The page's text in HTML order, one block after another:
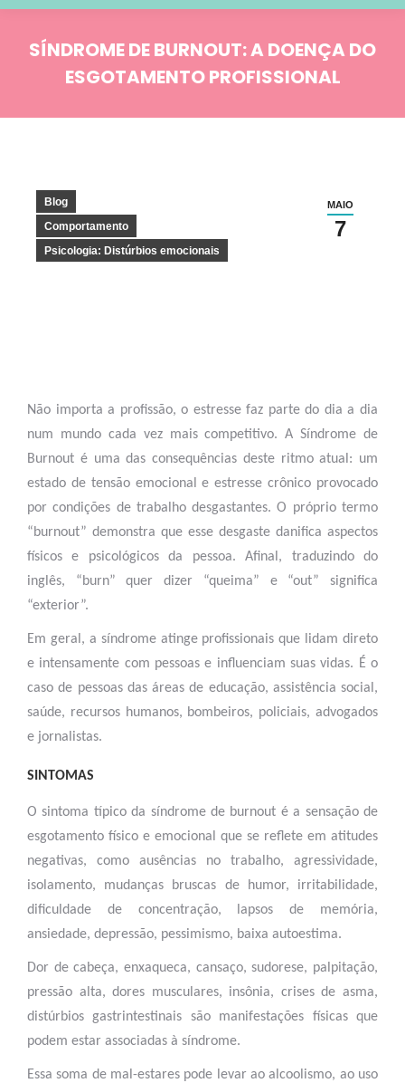
SÍNDROME DE BURNOUT: A DOENÇA DO
ESGOTAMENTO PROFISSIONAL
MAIO
7
Blog
Comportamento
Psicologia: Distúrbios emocionais
Não importa a profissão, o estresse faz parte do dia a dia
num mundo cada vez mais competitivo. A Síndrome de
Burnout é uma das consequências deste ritmo atual: um
estado de tensão emocional e estresse crônico provocado
por condições de trabalho desgastantes. O próprio termo
“burnout” demonstra que esse desgaste danifica aspectos
físicos e psicológicos da pessoa. Afinal, traduzindo do
inglês, “burn” quer dizer “queima” e “out” significa
“exterior”.
Em geral, a síndrome atinge profissionais que lidam direto
e intensamente com pessoas e influenciam suas vidas. É o
caso de pessoas das áreas de educação, assistência social,
saúde, recursos humanos, bombeiros, policiais, advogados
e jornalistas.
SINTOMAS
O sintoma típico da síndrome de burnout é a sensação de
esgotamento físico e emocional que se reflete em atitudes
negativas, como ausências no trabalho, agressividade,
isolamento, mudanças bruscas de humor, irritabilidade,
dificuldade de concentração, lapsos de memória,
ansiedade, depressão, pessimismo, baixa autoestima.
Dor de cabeça, enxaqueca, cansaço, sudorese, palpitação,
pressão alta, dores musculares, insônia, crises de asma,
distúrbios gastrintestinais são manifestações físicas que
podem estar associadas à síndrome.
Essa soma de mal-estares pode levar ao alcoolismo, ao uso